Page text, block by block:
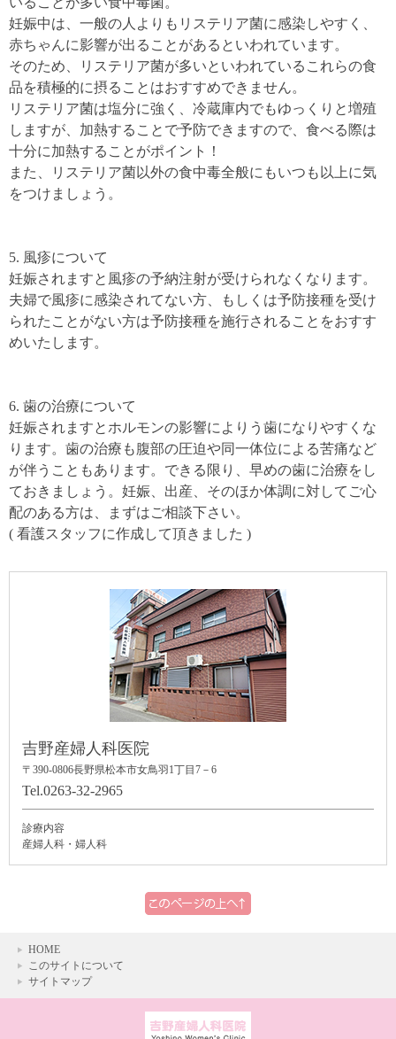
妊娠中は、一般の人よりもリステリア菌に感染しやすく、
赤ちゃんに影響が出ることがあるといわれています。
そのため、リステリア菌が多いといわれているこれらの食
品を積極的に摂ることはおすすめできません。
リステリア菌は塩分に強く、冷蔵庫内でもゆっくりと増殖
しますが、加熱することで予防できますので、食べる際は
十分に加熱することがポイント！
また、リステリア菌以外の食中毒全般にもいつも以上に気
をつけましょう。
5. 風疹について
妊娠されますと風疹の予納注射が受けられなくなります。
夫婦で風疹に感染されてない方、もしくは予防接種を受け
られたことがない方は予防接種を施行されることをおすす
めいたします。
6. 歯の治療について
妊娠されますとホルモンの影響によりう歯になりやすくな
ります。歯の治療も腹部の圧迫や同一体位による苦痛など
が伴うこともあります。できる限り、早めの歯に治療をし
ておきましょう。妊娠、出産、そのほか体調に対してご心
配のある方は、まずはご相談下さい。
( 看護スタッフに作成して頂きました )
吉野産婦人科医院
〒390-0806長野県松本市女鳥羽1丁目7－6
Tel.0263-32-2965
診療内容
産婦人科・婦人科
HOME
このサイトについて
サイトマップ